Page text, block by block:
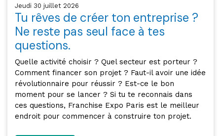
jeudi 30 juillet 2026
Tu rêves de créer ton entreprise ?
Ne reste pas seul face à tes
questions.
Quelle activité choisir ? Quel secteur est porteur ?
Comment financer son projet ? Faut-il avoir une idée
révolutionnaire pour réussir ? Est-ce le bon
moment pour se lancer ? Si tu te reconnais dans
ces questions, Franchise Expo Paris est le meilleur
endroit pour commencer à construire ton projet.